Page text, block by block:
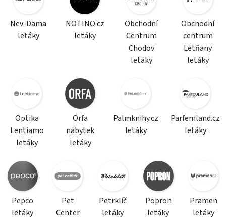
Nev-Dama
letáky
NOTINO.cz
letáky
Obchodní
Centrum
Chodov
letáky
Obchodní
centrum
Letňany
letáky
Optika
Lentiamo
letáky
Orfa
nábytek
letáky
Palmknihy.cz
letáky
Parfemland.cz
letáky
Pepco
letáky
Pet
Center
Petrklíč
letáky
Popron
letáky
Pramen
letáky